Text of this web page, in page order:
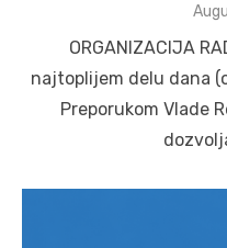
ORGANIZACIJA
najtoplijem delu dana
Preporukom Vlade